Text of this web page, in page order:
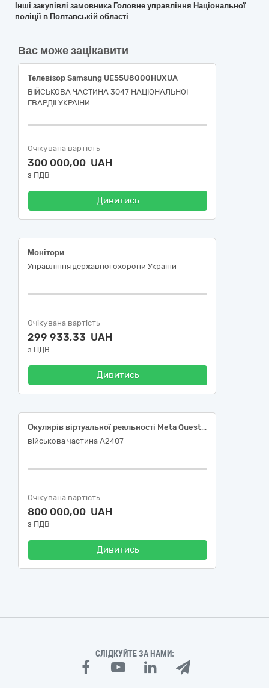
Інші закупівлі замовника Головне управління Національної
поліції в Полтавській області
Вас може зацікавити
Телевізор Samsung UE55U8000HUXUA
ВІЙСЬКОВА ЧАСТИНА 3047 НАЦІОНАЛЬНОЇ
ГВАРДІЇ УКРАЇНИ
Очікувана вартість
300 000,00 UAH
з ПДВ
Дивитись
Монітори
Управління державної охорони України
Очікувана вартість
299 933,33 UAH
з ПДВ
Дивитись
Окулярів віртуальної реальності Meta Quest 3s 256 GB (оригінал або еквівалент)
військова частина А2407
Очікувана вартість
800 000,00 UAH
з ПДВ
Дивитись
СЛІДКУЙТЕ ЗА НАМИ: